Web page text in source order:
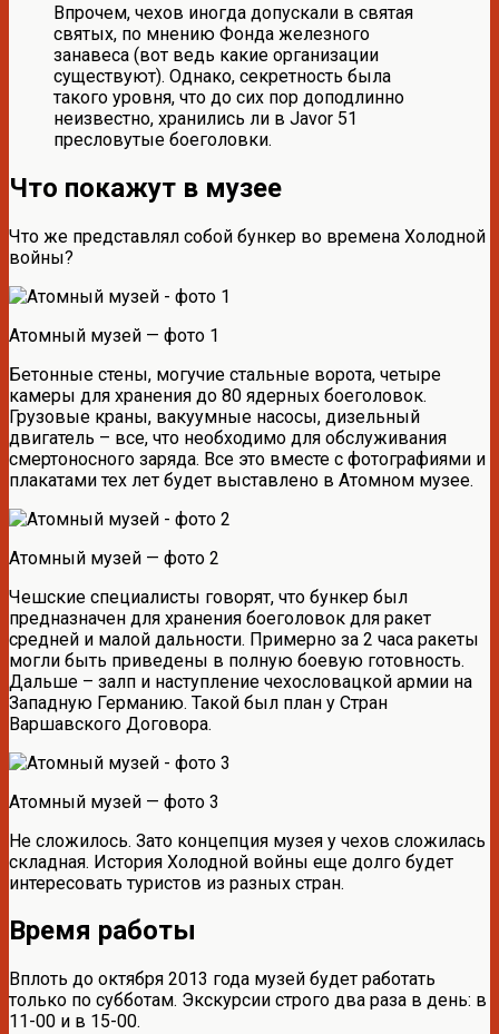
Впрочем, чехов иногда допускали в святая
святых, по мнению Фонда железного
занавеса (вот ведь какие организации
существуют). Однако, секретность была
такого уровня, что до сих пор доподлинно
неизвестно, хранились ли в Javor 51
пресловутые боеголовки.
Что покажут в музее
Что же представлял собой бункер во времена Холодной
войны?
Атомный музей — фото 1
Бетонные стены, могучие стальные ворота, четыре
камеры для хранения до 80 ядерных боеголовок.
Грузовые краны, вакуумные насосы, дизельный
двигатель – все, что необходимо для обслуживания
смертоносного заряда. Все это вместе с фотографиями и
плакатами тех лет будет выставлено в Атомном музее.
Атомный музей — фото 2
Чешские специалисты говорят, что бункер был
предназначен для хранения боеголовок для ракет
средней и малой дальности. Примерно за 2 часа ракеты
могли быть приведены в полную боевую готовность.
Дальше – залп и наступление чехословацкой армии на
Западную Германию. Такой был план у Стран
Варшавского Договора.
Атомный музей — фото 3
Не сложилось. Зато концепция музея у чехов сложилась
складная. История Холодной войны еще долго будет
интересовать туристов из разных стран.
Время работы
Вплоть до октября 2013 года музей будет работать
только по субботам. Экскурсии строго два раза в день: в
11-00 и в 15-00.